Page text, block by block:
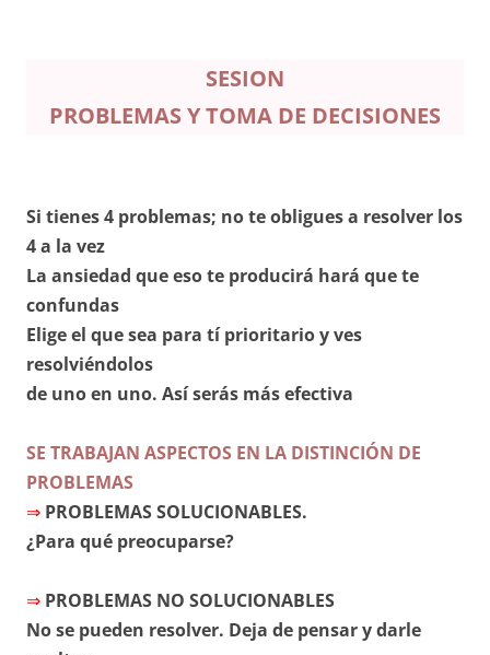
SESION
PROBLEMAS Y TOMA DE DECISIONES
Si tienes 4 problemas; no te obligues a resolver los
4 a la vez
La ansiedad que eso te producirá hará que te
confundas
Elige el que sea para tí prioritario y ves
resolviéndolos
de uno en uno. Así serás más efectiva
SE TRABAJAN ASPECTOS EN LA DISTINCIÓN DE
PROBLEMAS
⇒ PROBLEMAS SOLUCIONABLES.
¿Para qué preocuparse?
⇒ PROBLEMAS NO SOLUCIONABLES
No se pueden resolver. Deja de pensar y darle